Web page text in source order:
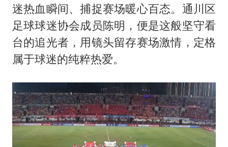
迷热血瞬间、捕捉赛场暖心百态。通川区
足球球迷协会成员陈明，便是这般坚守看
台的追光者，用镜头留存赛场激情，定格
属于球迷的纯粹热爱。